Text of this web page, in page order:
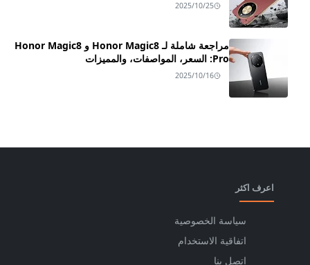
2025/10/25
مراجعة شاملة لـ Honor Magic8 و Honor Magic8
Pro: السعر، المواصفات، والمميزات
2025/10/16
اعرف اكثر
سياسة الخصوصية
اتفاقية الاستخدام
اتصل بنا